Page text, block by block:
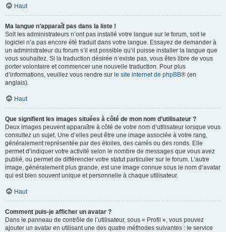
Haut
Ma langue n’apparaît pas dans la liste !
Soit les administrateurs n’ont pas installé votre langue sur le forum, soit le
logiciel n’a pas encore été traduit dans votre langue. Essayez de demander à
un administrateur du forum s’il est possible qu’il puisse installer la langue que
vous souhaitez. Si la traduction désirée n’existe pas, vous êtes libre de vous
porter volontaire et commencer une nouvelle traduction. Pour plus
d’informations, veuillez vous rendre sur le site internet de phpBB® (en
anglais).
Haut
Que signifient les images situées à côté de mon nom d’utilisateur ?
Deux images peuvent apparaître à côté de votre nom d’utilisateur lorsque vous
consultez un sujet. Une d’elles peut être une image associée à votre rang,
généralement représentée par des étoiles, des carrés ou des ronds. Elle
permet d’indiquer votre activité selon le nombre de messages que vous avez
publié, ou permet de différencier votre statut particulier sur le forum. L’autre
image, généralement plus grande, est une image connue sous le nom d’avatar
qui est bien souvent unique et personnelle à chaque utilisateur.
Haut
Comment puis-je afficher un avatar ?
Dans le panneau de contrôle de l’utilisateur, sous « Profil », vous pouvez
ajouter un avatar en utilisant une des quatre méthodes suivantes : le service